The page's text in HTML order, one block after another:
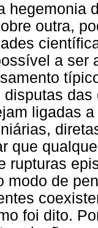
hegemonia
outra,
a ser
disputas
ligadas
que
rupturas
modo de
foi dito.